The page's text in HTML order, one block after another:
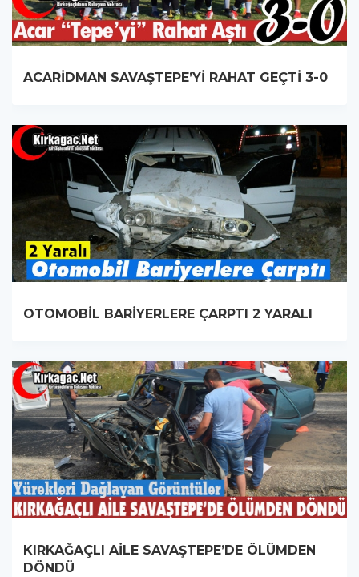
ACARİDMAN SAVAŞTEPE’Yİ RAHAT GEÇTİ 3-0
OTOMOBİL BARİYERLERE ÇARPTI 2 YARALI
KIRKAĞAÇLI AİLE SAVAŞTEPE’DE ÖLÜMDEN
DÖNDÜ